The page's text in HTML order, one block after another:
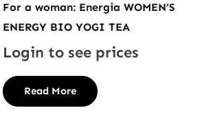
For a woman: Energia WOMEN’S
ENERGY BIO YOGI TEA
Login to see prices
Read More